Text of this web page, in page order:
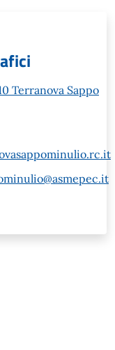
Terranova Sappo